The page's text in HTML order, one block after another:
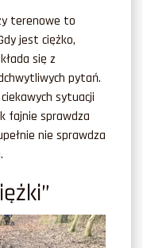
terenowe to
jest ciężko,
się z
pytań.
sytuacji
fajnie sprawdza
nie sprawdza